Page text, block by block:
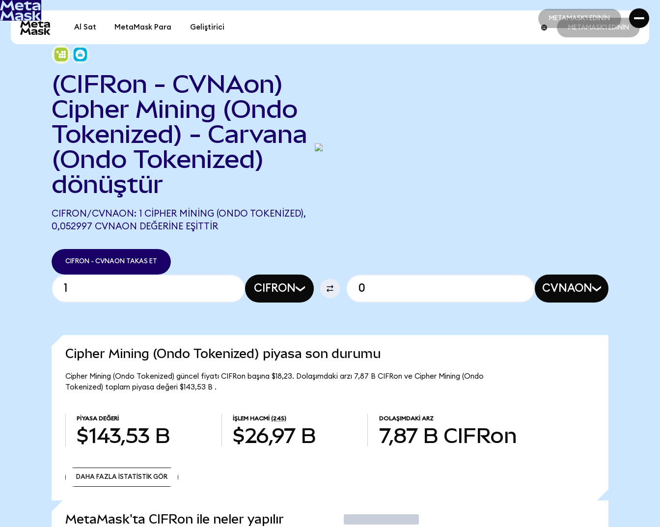
METAMASK'I EDİNİN
METAMASK'I EDİNİN
Al Sat MetaMask Para Geliştirici METAMASK'I EDİNİN
(CIFRon - CVNAon)
Cipher Mining (Ondo
Tokenized) - Carvana
(Ondo Tokenized)
dönüştür
CIFRON/CVNAON: 1 CIPHER MINING (ONDO TOKENIZED),
0,052997 CVNAON DEĞERINE EŞITTIR
CIFRON - CVNAON TAKAS ET
CIFRON CVNAON
Cipher Mining (Ondo Tokenized) piyasa son durumu
Cipher Mining (Ondo Tokenized) güncel fiyatı CIFRon başına $18,23. Dolaşımdaki arzı 7,87 B CIFRon ve Cipher Mining (Ondo
Tokenized) toplam piyasa değeri $143,53 B .
PIYASA DEĞERI
$143,53 B
İŞLEM HACMI (24S)
$26,97 B
DOLAŞIMDAKI ARZ
7,87 B CIFRon
DAHA FAZLA İSTATİSTİK GÖR
MetaMask'ta CIFRon ile neler yapılır İşlem Yap